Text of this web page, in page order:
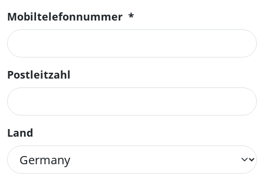
Mobiltelefonnummer *
Postleitzahl
Land